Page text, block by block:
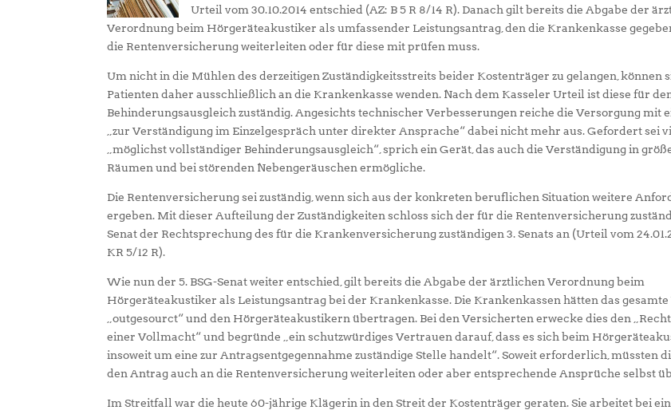
Urteil vom 30.10.2014 entschied (AZ: B 5 R 8/14 R). Danach gilt bereits die Abgabe der
Verordnung beim Hörgeräteakustiker als umfassender Leistungsantrag, den die Krankenkasse
die Rentenversicherung weiterleiten oder für diese mit prüfen muss.
Um nicht in die Mühlen des derzeitigen Zuständigkeitsstreits beider Kostenträger zu gelangen, können
Patienten daher ausschließlich an die Krankenkasse wenden. Nach dem Kasseler Urteil ist diese für
Behinderungsausgleich zuständig. Angesichts technischer Verbesserungen reiche die Versorgung mit
„zur Verständigung im Einzelgespräch unter direkter Ansprache“ dabei nicht mehr aus. Gefordert sei
„möglichst vollständiger Behinderungsausgleich“, sprich ein Gerät, das auch die Verständigung in
Räumen und bei störenden Nebengeräuschen ermögliche.
Die Rentenversicherung sei zuständig, wenn sich aus der konkreten beruflichen Situation weitere
ergeben. Mit dieser Aufteilung der Zuständigkeiten schloss sich der für die Rentenversicherung
Senat der Rechtsprechung des für die Krankenversicherung zuständigen 3. Senats an (Urteil vom
KR 5/12 R).
Wie nun der 5. BSG-Senat weiter entschied, gilt bereits die Abgabe der ärztlichen Verordnung beim
Hörgeräteakustiker als Leistungsantrag bei der Krankenkasse. Die Krankenkassen hätten das
„outgesourct“ und den Hörgeräteakustikern übertragen. Bei den Versicherten erwecke dies den
einer Vollmacht“ und begründe „ein schutzwürdiges Vertrauen darauf, dass es sich beim
insoweit um eine zur Antragsentgegennahme zuständige Stelle handelt“. Soweit erforderlich, müssten
den Antrag auch an die Rentenversicherung weiterleiten oder aber entsprechende Ansprüche selbst
Im Streitfall war die heute 60-jährige Klägerin in den Streit der Kostenträger geraten. Sie arbeitet bei